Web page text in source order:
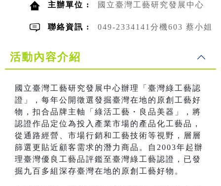
主辦單位 : 國立臺灣工藝研究發展中心
聯絡資訊 : 049-2334141分機603 蔡小姐
活動內容介紹
國立臺灣工藝研究發展中心辦理「臺灣綠工藝認
證」，每年公開徵選發掘臺灣在地的原創工藝好
物，扣合品牌主軸「綠活工藝・良品美器」，將
認證作品定位為投入產業市場的產品化工藝品，
從通路經營、市場行銷和工藝技術等視野，層層
篩選更貼近顧客需求的潛力商品。自2003年起辦
理臺灣優良工藝品評鑑至臺灣綠工藝認證，已發
掘九百多組深存臺灣在地的原創工藝好物。